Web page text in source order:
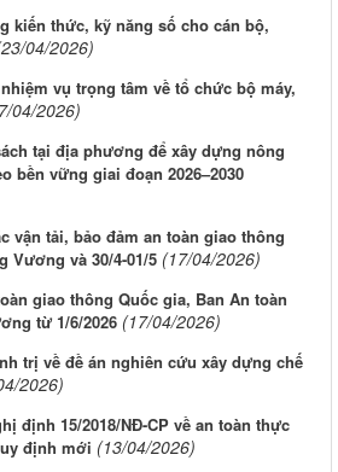
kiến thức, kỹ năng số cho cán bộ,
04/2026)
vụ trọng tâm về tổ chức bộ máy,
04/2026)
tại địa phương để xây dựng nông
bền vững giai đoạn 2026–2030
vận tải, bảo đảm an toàn giao thông
Vương và 30/4-01/5 (17/04/2026)
giao thông Quốc gia, Ban An toàn
từ 1/6/2026 (17/04/2026)
trị về đề án nghiên cứu xây dựng chế
2026)
định 15/2018/NĐ-CP về an toàn thực
định mới (13/04/2026)